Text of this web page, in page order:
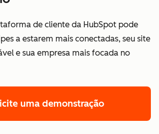
de cliente da HubSpot pode
a estarem mais conectadas, seu site
e sua empresa mais focada no
uma demonstração